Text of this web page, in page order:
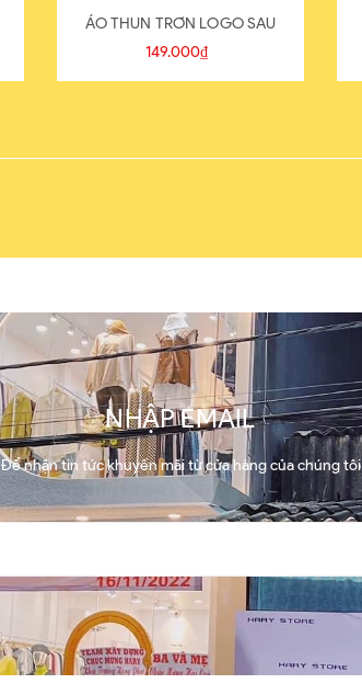
ÁO THUN TRƠN LOGO SAU
149.000₫
NHẬP EMAIL
Để nhận tin tức khuyến mãi từ cửa hàng của chúng tôi